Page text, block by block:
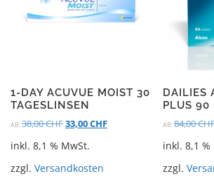
1-DAY ACUVUE MOIST 30
TAGESLINSEN
AB:38,00CHF33,00CHF
inkl. 8,1 % MwSt.
zzgl. Versandkosten
DAILIES
PLUS 90
AB:84,00
inkl. 8,1 %
zzgl.